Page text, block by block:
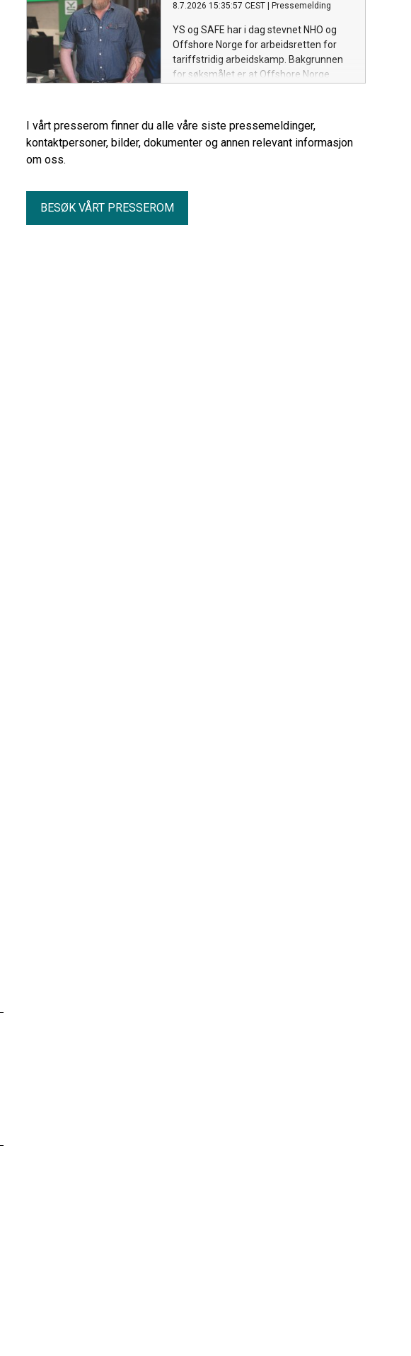
8.7.2026 15:35:57 CEST Pressemelding
YS og SAFE har i dag stevnet NHO og
Offshore Norge for arbeidsretten for
tariffstridig arbeidskamp. Bakgrunnen
for søksmålet er at Offshore Norge
AS fra arbeidet under den pågående
I vårt presserom finner du alle våre siste pressemeldinger,
kontaktpersoner, bilder, dokumenter og annen relevant informasjon
om oss.
BESØK VÅRT PRESSEROM